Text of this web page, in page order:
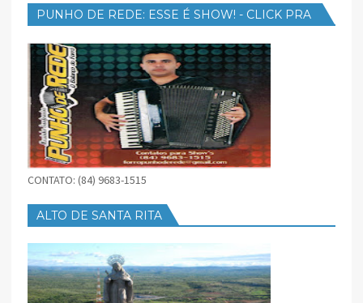
PUNHO DE REDE: ESSE É SHOW! - CLICK PRA
CONTATO: (84) 9683-1515
ALTO DE SANTA RITA